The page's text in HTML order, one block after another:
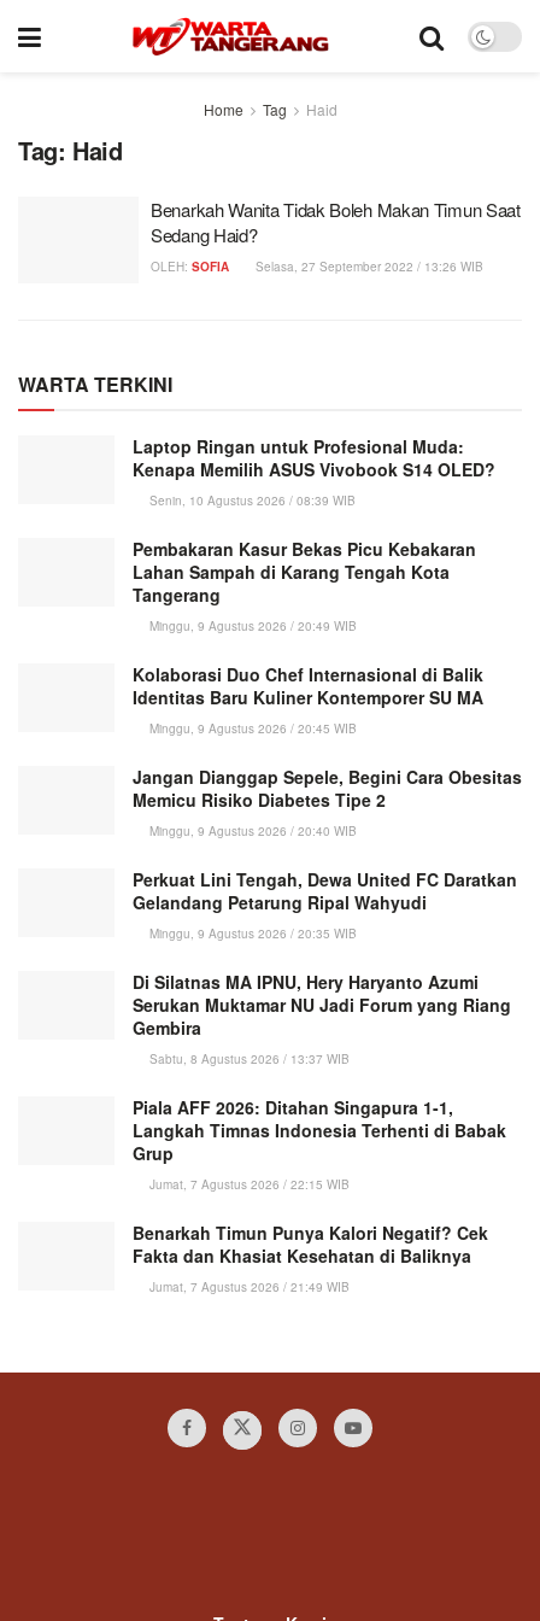
Home Tag Haid
Tag: Haid
Benarkah Wanita Tidak Boleh Makan Timun Saat
Sedang Haid?
OLEH: SOFIA Selasa, 27 September 2022 / 13:26 WIB
WARTA TERKINI
Laptop Ringan untuk Profesional Muda:
Kenapa Memilih ASUS Vivobook S14 OLED?
Senin, 10 Agustus 2026 / 08:39 WIB
Pembakaran Kasur Bekas Picu Kebakaran
Lahan Sampah di Karang Tengah Kota
Tangerang
Minggu, 9 Agustus 2026 / 20:49 WIB
Kolaborasi Duo Chef Internasional di Balik
Identitas Baru Kuliner Kontemporer SU MA
Minggu, 9 Agustus 2026 / 20:45 WIB
Jangan Dianggap Sepele, Begini Cara Obesitas
Memicu Risiko Diabetes Tipe 2
Minggu, 9 Agustus 2026 / 20:40 WIB
Perkuat Lini Tengah, Dewa United FC Daratkan
Gelandang Petarung Ripal Wahyudi
Minggu, 9 Agustus 2026 / 20:35 WIB
Di Silatnas MA IPNU, Hery Haryanto Azumi
Serukan Muktamar NU Jadi Forum yang Riang
Gembira
Sabtu, 8 Agustus 2026 / 13:37 WIB
Piala AFF 2026: Ditahan Singapura 1-1,
Langkah Timnas Indonesia Terhenti di Babak
Grup
Jumat, 7 Agustus 2026 / 22:15 WIB
Benarkah Timun Punya Kalori Negatif? Cek
Fakta dan Khasiat Kesehatan di Baliknya
Jumat, 7 Agustus 2026 / 21:49 WIB